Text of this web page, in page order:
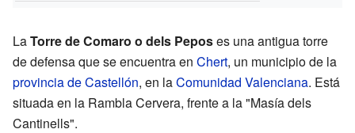
LaTorre de Comaro o dels Peposes una antigua torre
de defensa que se encuentra en Chert, un municipio de la
provincia de Castellón, en laComunidad Valenciana. Está
situada en la Rambla Cervera, frente a la "Masía dels
Cantinells".